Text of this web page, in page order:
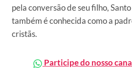
pela conversão de seu filho,
também é conhecida como a
cristãs.
Participe do nosso